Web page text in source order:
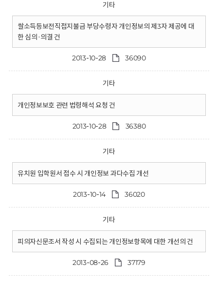
기타
쌀소득등보전직접지불금 부당수령자 개인정보의 제3자 제공에 대
한 심의·의결 건
2013-10-28 36090
기타
개인정보보호 관련 법령해석 요청 건
2013-10-28 36380
기타
유치원 입학원서 접수 시 개인정보 과다수집 개선
2013-10-14 36020
기타
피의자신문조서 작성 시 수집되는 개인정보항목에 대한 개선의 건
2013-08-26 37179